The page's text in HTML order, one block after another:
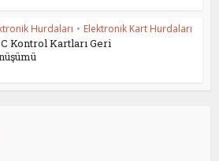
Hurdaları • Elektronik Kart Hurdaları
Kontrol Kartları Geri